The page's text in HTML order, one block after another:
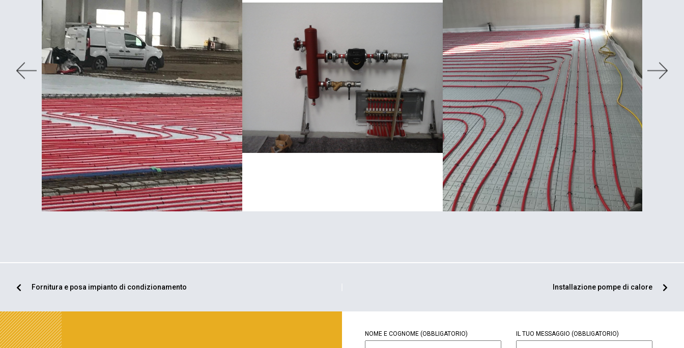
Fornitura e posa impianto di condizionamento Installazione pompe di calore
NOME E COGNOME (OBBLIGATORIO) IL TUO MESSAGGIO (OBBLIGATORIO)